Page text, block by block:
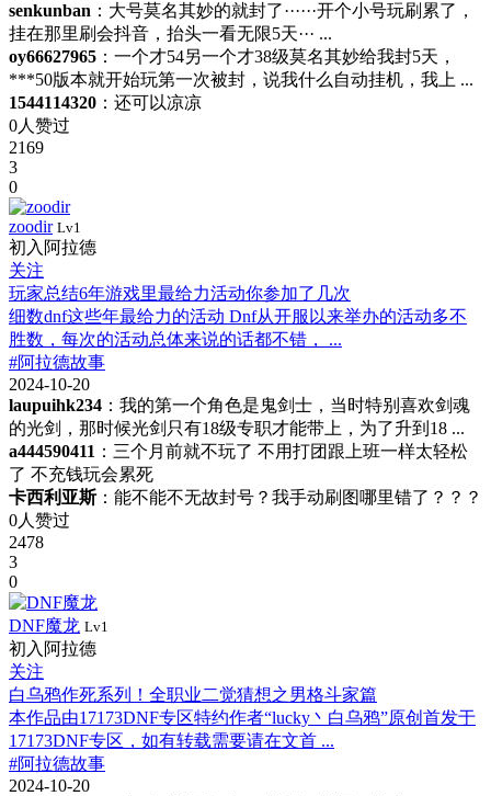
senkunban ：大号莫名其妙的就封了······开个小号玩刷累了，
挂在那里刷会抖音，抬头一看无限5天··· ...
oy66627965 ：一个才54另一个才38级莫名其妙给我封5天，
***50版本就开始玩第一次被封，说我什么自动挂机，我上 ...
1544114320 ：还可以凉凉
0人赞过
2169
3
0
zoodir Lv1
初入阿拉德
关注
玩家总结6年游戏里最给力活动你参加了几次
细数dnf这些年最给力的活动 Dnf从开服以来举办的活动多不
胜数，每次的活动总体来说的话都不错， ...
#阿拉德故事
2024-10-20
laupuihk234 ：我的第一个角色是鬼剑士，当时特别喜欢剑魂
的光剑，那时候光剑只有18级专职才能带上，为了升到18 ...
a444590411 ：三个月前就不玩了 不用打团跟上班一样太轻松
了 不充钱玩会累死
卡西利亚斯：能不能不无故封号？我手动刷图哪里错了？？？
0人赞过
2478
3
0
DNF魔龙 Lv1
初入阿拉德
关注
白乌鸦作死系列！全职业二觉猜想之男格斗家篇
本作品由17173DNF专区特约作者“lucky丶白乌鸦”原创首发于
17173DNF专区，如有转载需要请在文首 ...
#阿拉德故事
2024-10-20